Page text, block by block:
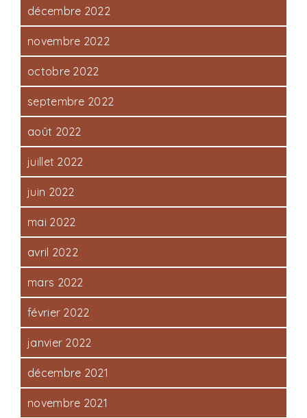
décembre 2022
novembre 2022
octobre 2022
septembre 2022
août 2022
juillet 2022
juin 2022
mai 2022
avril 2022
mars 2022
février 2022
janvier 2022
décembre 2021
novembre 2021